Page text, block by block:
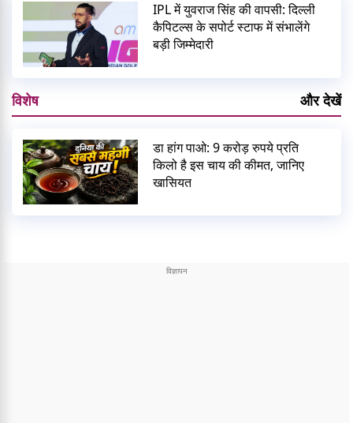
IPL में युवराज सिंह की वापसी: दिल्ली
कैपिटल्स के सपोर्ट स्टाफ में संभालेंगे
बड़ी जिम्मेदारी
विशेष और देखें
डा हांग पाओ: 9 करोड़ रुपये प्रति
किलो है इस चाय की कीमत, जानिए
खासियत